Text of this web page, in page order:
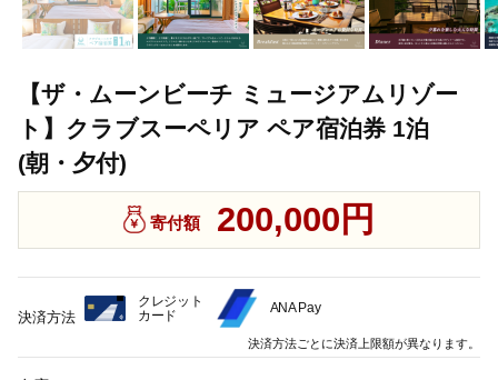
【ザ・ムーンビーチ ミュージアムリゾー
ト】クラブスーペリア ペア宿泊券 1泊
(朝・夕付)
寄付額 200,000円
決済方法
クレジット
カード
ANA Pay
決済方法ごとに決済上限額が異なります。